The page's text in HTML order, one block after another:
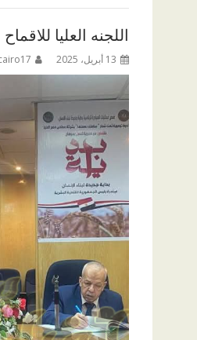
اللجنه العليا
13 أبريل، 2025